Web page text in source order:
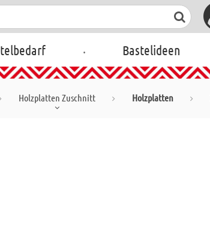
. Bastelideen
Holzplatten Zuschnitt Holzplatten